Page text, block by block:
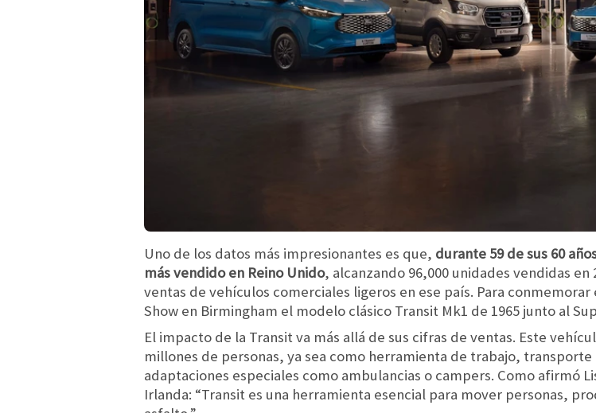
Uno de los datos más impresionantes es que, durante 59 de sus 60
más vendido en Reino Unido, alcanzando 96,000 unidades vendidas
ventas de vehículos comerciales ligeros en ese país. Para
Show en Birmingham el modelo clásico Transit Mk1 de 1965 junto al
El impacto de la Transit va más allá de sus cifras de ventas. Este
millones de personas, ya sea como herramienta de trabajo,
adaptaciones especiales como ambulancias o campers. Como afirmó
Irlanda: “Transit es una herramienta esencial para mover personas,